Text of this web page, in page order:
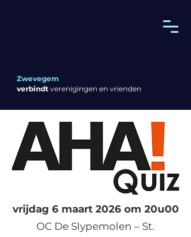
Zwevegem
verbindt verenigingen en vrienden
vrijdag 6 maart 2026 om 20u00
OC De Slypemolen – St.